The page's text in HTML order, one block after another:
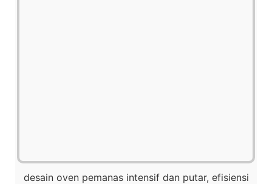
desain oven pemanas intensif dan putar, efisiensi